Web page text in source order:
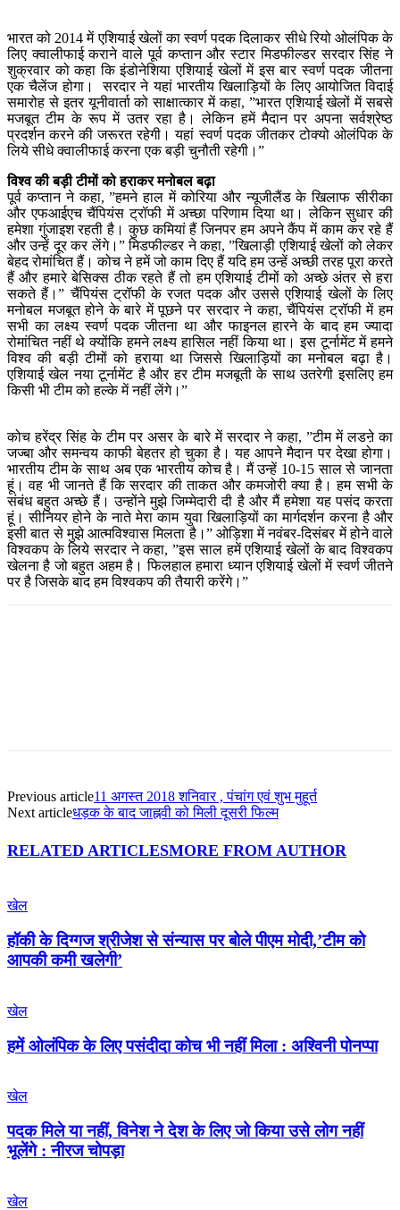
भारत को 2014 में एशियाई खेलों का स्वर्ण पदक दिलाकर सीधे रियो ओलंपिक के
लिए क्वालीफाई कराने वाले पूर्व कप्तान और स्टार मिडफील्डर सरदार सिंह ने
शुक्रवार को कहा कि इंडोनेशिया एशियाई खेलों में इस बार स्वर्ण पदक जीतना
एक चैलेंज होगा। सरदार ने यहां भारतीय खिलाड़ियों के लिए आयोजित विदाई
समारोह से इतर यूनीवार्ता को साक्षात्कार में कहा, ”भारत एशियाई खेलों में सबसे
मजबूत टीम के रूप में उतर रहा है। लेकिन हमें मैदान पर अपना सर्वश्रेष्ठ
प्रदर्शन करने की जरूरत रहेगी। यहां स्वर्ण पदक जीतकर टोक्यो ओलंपिक के
लिये सीधे क्वालीफाई करना एक बड़ी चुनौती रहेगी।”
विश्व की बड़ी टीमों को हराकर मनोबल बढ़ा
पूर्व कप्तान ने कहा, ”हमने हाल में कोरिया और न्यूजीलैंड के खिलाफ सीरीका
और एफआईएच चैंपियंस ट्रॉफी में अच्छा परिणाम दिया था। लेकिन सुधार की
हमेशा गुंजाइश रहती है। कुछ कमियां हैं जिनपर हम अपने कैंप में काम कर रहे हैं
और उन्हें दूर कर लेंगे।” मिडफील्डर ने कहा, ”खिलाड़ी एशियाई खेलों को लेकर
बेहद रोमांचित हैं। कोच ने हमें जो काम दिए हैं यदि हम उन्हें अच्छी तरह पूरा करते
हैं और हमारे बेसिक्स ठीक रहते हैं तो हम एशियाई टीमों को अच्छे अंतर से हरा
सकते हैं।” चैंपियंस ट्रॉफी के रजत पदक और उससे एशियाई खेलों के लिए
मनोबल मजबूत होने के बारे में पूछने पर सरदार ने कहा, चैंपियंस ट्रॉफी में हम
सभी का लक्ष्य स्वर्ण पदक जीतना था और फाइनल हारने के बाद हम ज्यादा
रोमांचित नहीं थे क्योंकि हमने लक्ष्य हासिल नहीं किया था। इस टूर्नामेंट में हमने
विश्व की बड़ी टीमों को हराया था जिससे खिलाड़ियों का मनोबल बढ़ा है।
एशियाई खेल नया टूर्नामेंट है और हर टीम मजबूती के साथ उतरेगी इसलिए हम
किसी भी टीम को हल्के में नहीं लेंगे।”
कोच हरेंद्र सिंह के टीम पर असर के बारे में सरदार ने कहा, ”टीम में लडऩे का
जज्बा और समन्वय काफी बेहतर हो चुका है। यह आपने मैदान पर देखा होगा।
भारतीय टीम के साथ अब एक भारतीय कोच है। मैं उन्हें 10-15 साल से जानता
हूं। वह भी जानते हैं कि सरदार की ताकत और कमजोरी क्या है। हम सभी के
संबंध बहुत अच्छे हैं। उन्होंने मुझे जिम्मेदारी दी है और मैं हमेशा यह पसंद करता
हूं। सीनियर होने के नाते मेरा काम युवा खिलाड़ियों का मार्गदर्शन करना है और
इसी बात से मुझे आत्मविश्वास मिलता है।” ओड़िशा में नवंबर-दिसंबर में होने वाले
विश्वकप के लिये सरदार ने कहा, ”इस साल हमें एशियाई खेलों के बाद विश्वकप
खेलना है जो बहुत अहम है। फिलहाल हमारा ध्यान एशियाई खेलों में स्वर्ण जीतने
पर है जिसके बाद हम विश्वकप की तैयारी करेंगे।”
Previous article11 अगस्त 2018 शनिवार , पंचांग एवं शुभ मुहूर्त
Next articleधड़क के बाद जाह्नवी को मिली दूसरी फिल्म
RELATED ARTICLESMORE FROM AUTHOR
खेल
हॉकी के दिग्गज श्रीजेश से संन्यास पर बोले पीएम मोदी,’टीम को
आपकी कमी खलेगी’
खेल
हमें ओलंपिक के लिए पसंदीदा कोच भी नहीं मिला : अश्विनी पोनप्पा
खेल
पदक मिले या नहीं, विनेश ने देश के लिए जो किया उसे लोग नहीं
भूलेंगे : नीरज चोपड़ा
खेल